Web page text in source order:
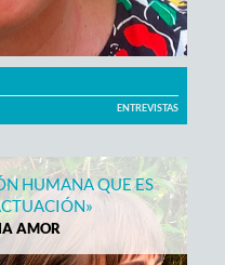
ENTREVISTAS
HUMANA QUE ES
AMOR